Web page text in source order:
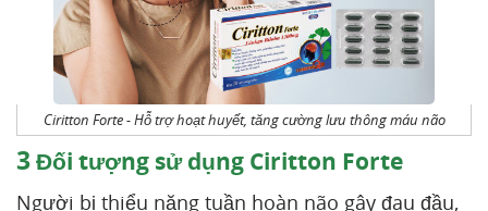
Ciritton Forte - Hỗ trợ hoạt huyết, tăng cường lưu thông máu não
3Đối tượng sử dụng Ciritton Forte
Người bị thiểu năng tuần hoàn não gây đau đầu,